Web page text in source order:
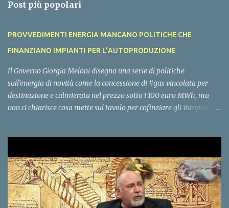
a
c
o
m
e
n
t
o
Post più popolari
PROVVEDIMENTI ENERGIA MANCANO POLITICHE CHE
FINANZIANO IMPIANTI PER L’AUTOPRODUZIONE
Il Governo Giorgia Meloni disegna una serie di politiche
sull’energia di novità come la concessione di #gas vincolata per
destinazione e calmierata nel prezzo sotto i 100 euro MWh, ma
non ci chiarisce cosa mette sul tavolo per cofinziare gli #impianti
per sostituirla con l’energia #prodotta in Italia. Questo deve essere
l’obiettivo del Governo, ci attendiamo un rimodoluzione del #PNRR
in tale senso, con un’uscita dei decreti e dei bandi per coofinaziare
gli impianti nazionali di energia entro dicembre, vorremmo
sentire anche la voce di Gilberto Pichetto, Vannia Gava e Claudio